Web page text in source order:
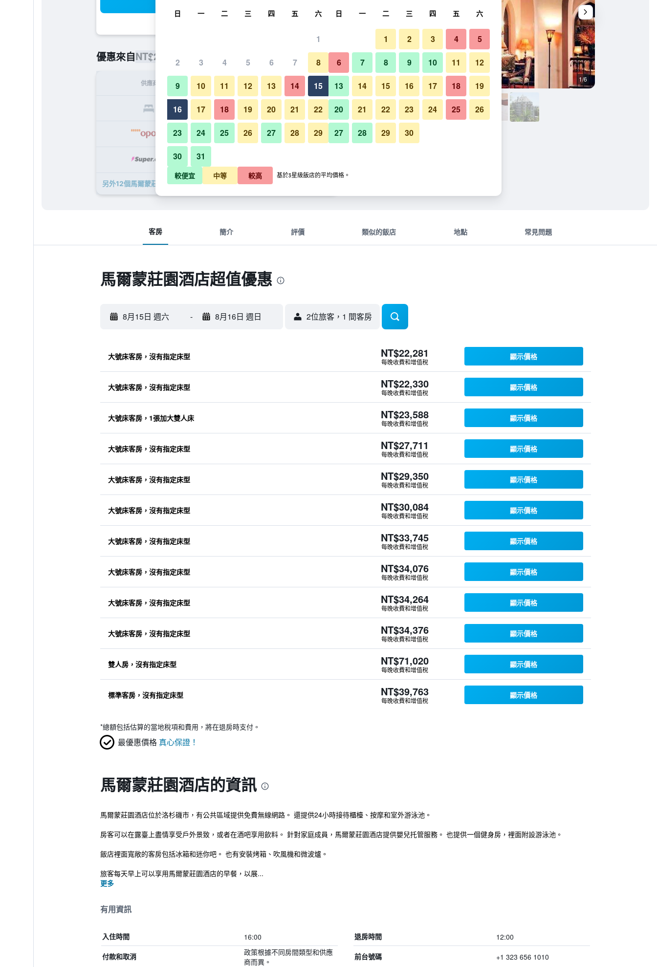
優惠來自NT$22,281
供應商 每晚總額
NT$22,281 查看優惠
NT$22,330 查看優惠
另外12個馬爾蒙莊園酒店​的優惠
大廳 1/6
馬爾蒙莊園酒店的照片
客房 簡介 評價 類似的飯店 地點 常見問題
馬爾蒙莊園酒店超值優惠
8月15日 週六 - 8月16日 週日 2位旅客，1 間客房
大號床客房，沒有指定床型 NT$22,281
每晚收費和增值稅
顯示價格
大號床客房，沒有指定床型 NT$22,330
每晚收費和增值稅
顯示價格
大號床客房，1張加大雙人床 NT$23,588
每晚收費和增值稅
顯示價格
大號床客房，沒有指定床型 NT$27,711
每晚收費和增值稅
顯示價格
大號床客房，沒有指定床型 NT$29,350
每晚收費和增值稅
顯示價格
大號床客房，沒有指定床型 NT$30,084
每晚收費和增值稅
顯示價格
大號床客房，沒有指定床型 NT$33,745
每晚收費和增值稅
顯示價格
大號床客房，沒有指定床型 NT$34,076
每晚收費和增值稅
顯示價格
大號床客房，沒有指定床型 NT$34,264
每晚收費和增值稅
顯示價格
大號床客房，沒有指定床型 NT$34,376
每晚收費和增值稅
顯示價格
雙人房，沒有指定床型 NT$71,020
每晚收費和增值稅
顯示價格
標準客房，沒有指定床型 NT$39,763
每晚收費和增值稅
顯示價格
*總額包括估算的當地稅項和費用，將在退房時支付。
最優惠價格 真心保證！
馬爾蒙莊園酒店的資訊
馬爾蒙莊園酒店位於洛杉磯市，有公共區域提供免費無線網路。 還提供24小時接待櫃檯、按摩和室外游泳池。
房客可以在露臺上盡情享受戶外景致，或者在酒吧享用飲料。 針對家庭成員，馬爾蒙莊園酒店提供嬰兒托管服務。 也提供一個健身房，裡面附設游泳池。
飯店裡面寬敞的客房包括冰箱和迷你吧。 也有安裝烤箱、吹風機和微波爐。
旅客每天早上可以享用馬爾蒙莊園酒店的早餐，以展...
更多
有用資訊
入住時間 16:00 退房時間 12:00
付款和取消
政策根據不同房間類型和供應
商而異。
前台號碼 +1 323 656 1010
日 一 二 三 四 五 六
1
2 3 4 5 6 7 8
9 10 11 12 13 14 15
16 17 18 19 20 21 22
23 24 25 26 27 28 29
30 31
日 一 二 三 四 五 六
1 2 3 4 5
6 7 8 9 10 11 12
13 14 15 16 17 18 19
20 21 22 23 24 25 26
27 28 29 30
較便宜 中等 較高 基於3星級飯店的平均價格。